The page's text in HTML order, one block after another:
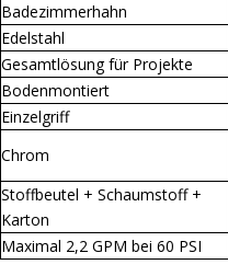
Badezimmerhahn
Edelstahl
Gesamtlösung für Projekte
Bodenmontiert
Einzelgriff
Chrom
Stoffbeutel + Schaumstoff +
Karton
Maximal 2,2 GPM bei 60 PSI